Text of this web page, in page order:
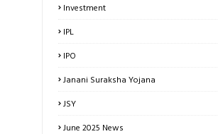
Investment
IPL
IPO
Janani Suraksha Yojana
JSY
June 2025 News